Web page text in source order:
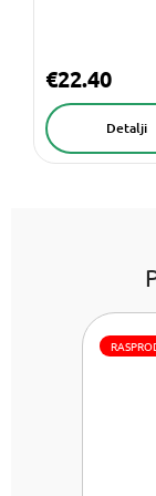
€22.40
Detalji